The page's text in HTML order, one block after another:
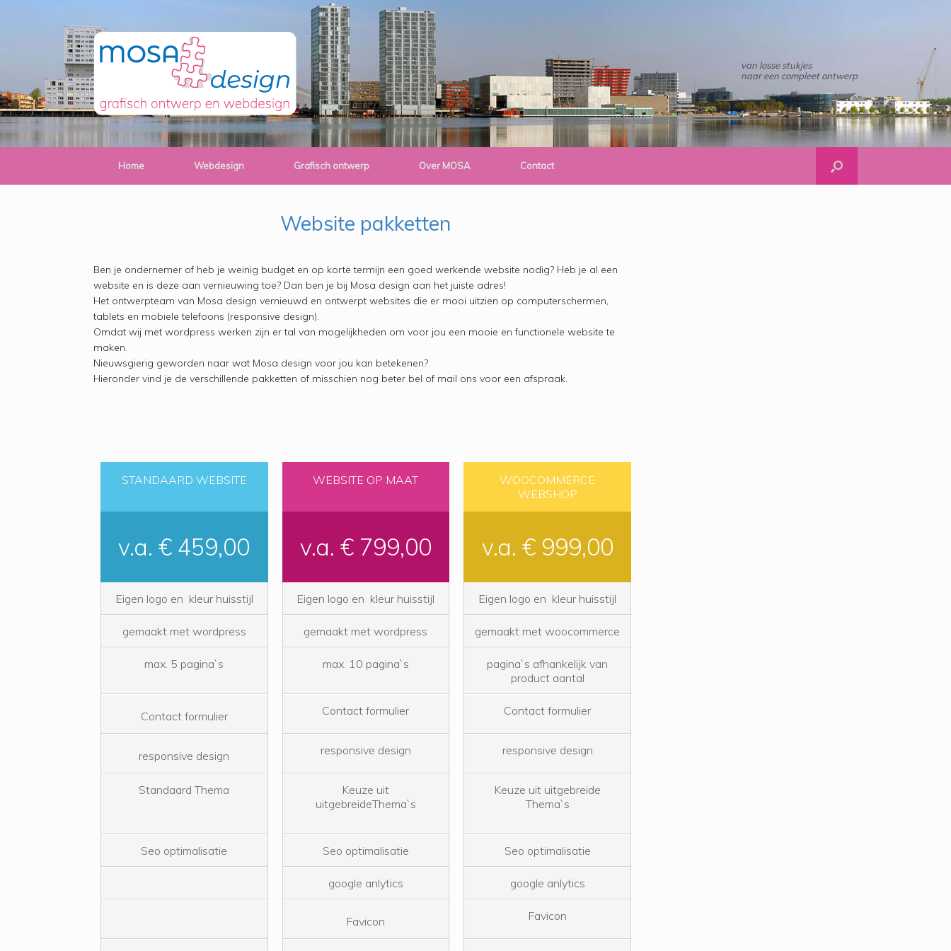
van losse stukjes
naar een compleet ontwerp
Home Webdesign Grafisch ontwerp Over MOSA Contact
Website pakketten
Ben je ondernemer of heb je weinig budget en op korte termijn een goed werkende website nodig? Heb je al een
website en is deze aan vernieuwing toe? Dan ben je bij Mosa design aan het juiste adres!
Het ontwerpteam van Mosa design vernieuwd en ontwerpt websites die er mooi uitzien op computerschermen,
tablets en mobiele telefoons (responsive design).
Omdat wij met wordpress werken zijn er tal van mogelijkheden om voor jou een mooie en functionele website te
maken.
Nieuwsgierig geworden naar wat Mosa design voor jou kan betekenen?
Hieronder vind je de verschillende pakketten of misschien nog beter bel of mail ons voor een afspraak.
STANDAARD WEBSITE
v.a. € 459,00
Eigen logo en kleur huisstijl
gemaakt met wordpress
max. 5 pagina`s
Contact formulier
responsive design
Standaard Thema
Seo optimalisatie
WEBSITE OP MAAT
v.a. € 799,00
Eigen logo en kleur huisstijl
gemaakt met wordpress
max. 10 pagina`s
Contact formulier
responsive design
Keuze uit
uitgebreideThema`s
Seo optimalisatie
google anlytics
Favicon
WOOCOMMERCE
WEBSHOP
v.a. € 999,00
Eigen logo en kleur huisstijl
gemaakt met woocommerce
pagina`s afhankelijk van
product aantal
Contact formulier
responsive design
Keuze uit uitgebreide
Thema`s
Seo optimalisatie
google anlytics
Favicon